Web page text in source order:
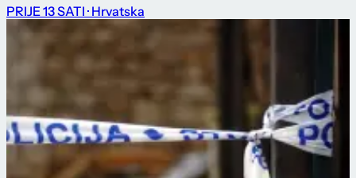
PRIJE 13 SATI · Hrvatska